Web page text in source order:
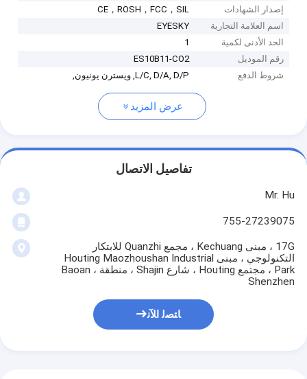
إصدار الشهادات
CE，ROSH，FCC，SIL
اسم العلامة التجارية
EYESKY
الحد الأدنى لكمية
1
رقم الموديل
ES10B11-CO2
شروط الدفع
L/C, D/A, D/P, ويسترن يونيون,
عرض المزيد
تفاصيل الاتصال
Mr. Hu
755-27239075
17G ، مبنى Kechuang ، مجمع Quanzhi للابتكار
التكنولوجي ، مبنى Houting Maozhoushan Industrial
Park ، مجتمع Houting ، شارع Shajin ، منطقة Baoan ،
Shenzhen
ﺎﺘﺼﻟ ﺍﻶﻧ